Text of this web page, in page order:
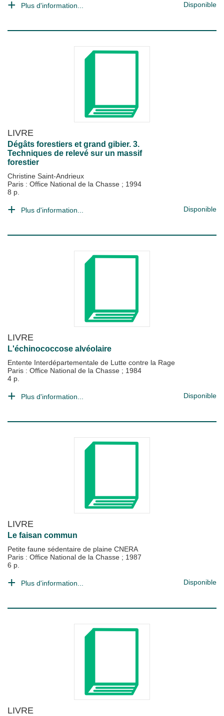
Plus d'information... Disponible
LIVRE
Dégâts forestiers et grand gibier. 3.
Techniques de relevé sur un massif
forestier
Christine Saint-Andrieux
Paris : Office National de la Chasse ; 1994
8 p.
Plus d'information... Disponible
LIVRE
L'échinococcose alvéolaire
Entente Interdépartementale de Lutte contre la Rage
Paris : Office National de la Chasse ; 1984
4 p.
Plus d'information... Disponible
LIVRE
Le faisan commun
Petite faune sédentaire de plaine CNERA
Paris : Office National de la Chasse ; 1987
6 p.
Plus d'information... Disponible
LIVRE